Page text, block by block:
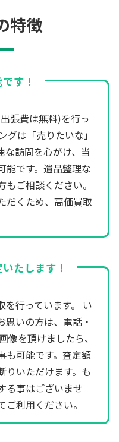
特徴
す！
張費は無料)を行っ
グは「売りたいな」
な訪問を心がけ、当
能です。遺品整理な
ご相談ください。
だくため、高価買取
たします！
を行っています。 い
思いの方は、電話・
像を頂けましたら、
も可能です。査定額
りいただけます。も
る事はございませ
利用ください。